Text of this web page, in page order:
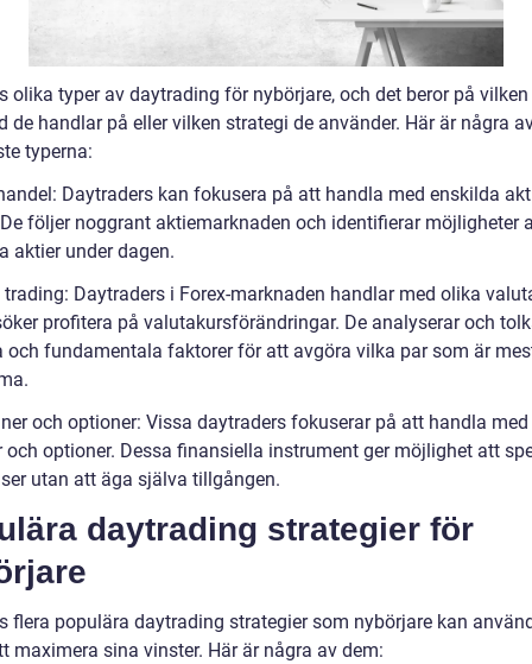
olika typer av daytrading för nybörjare, och det beror på vilken
de handlar på eller vilken strategi de använder. Här är några
typerna:
Daytraders kan fokusera på att handla med enskilda
följer noggrant aktiemarknaden och identifierar möjligheter
aktier under dagen.
trading: Daytraders i Forex-marknaden handlar med olika
profitera på valutakursförändringar. De analyserar och
och fundamentala faktorer för att avgöra vilka par som är
och optioner: Vissa daytraders fokuserar på att handla med
och optioner. Dessa finansiella instrument ger möjlighet att
utan att äga själva tillgången.
daytrading strategier för
flera populära daytrading strategier som nybörjare kan
maximera sina vinster. Här är några av dem: